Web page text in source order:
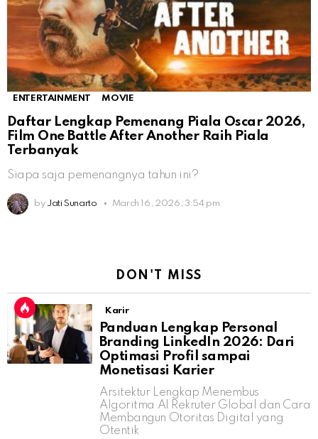
ENTERTAINMENT MOVIE
Daftar Lengkap Pemenang Piala Oscar 2026,
Film One Battle After Another Raih Piala
Terbanyak
Siapa saja pemenangnya tahun ini?
by Jati Sunarto March 16, 2026, 3:54 pm
DON'T MISS
Karir
Panduan Lengkap Personal
Branding LinkedIn 2026: Dari
Optimasi Profil sampai
Monetisasi Karier
Arsitektur Lengkap Menembus
Algoritma AI Rekruter Global dan Cara
Membangun Otoritas Digital yang
Otentik